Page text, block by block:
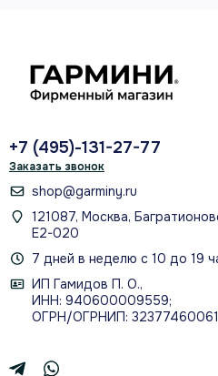
+7 (495)-131-27-77
Заказать звонок
shop@garminy.ru
121087, Москва,
Е2-020
7 дней в неделю с 10 до 19
ИП Гамидов П. О.,
ИНН: 940600009559;
ОГРН/ОГРНИП: